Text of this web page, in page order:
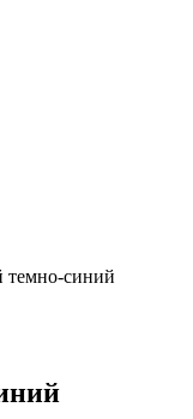
темно-синий